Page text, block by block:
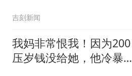
吉刻新闻
我妈非常恨我！因为200
压岁钱没给她，他冷暴力